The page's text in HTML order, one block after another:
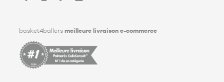
basket4ballers meilleure livraison e-commerce